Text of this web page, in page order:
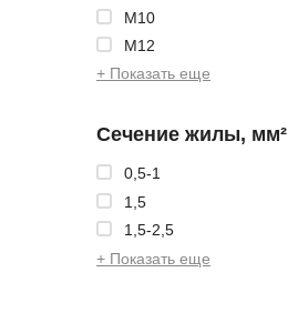
М10
М12
+ Показать еще
Сечение жилы, мм²
0,5-1
1,5
1,5-2,5
+ Показать еще